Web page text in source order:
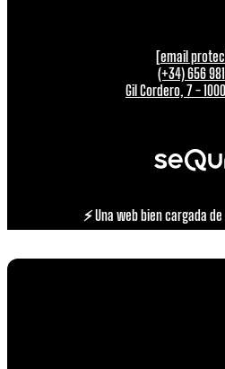
[email
(+34) 656
Gil Cordero, 7 -
⚡ Una web bien cargada